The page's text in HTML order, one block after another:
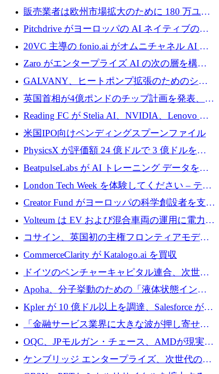
あるエンタープライズ AI を強化
販売業者は欧州市場拡大のために 180 万ユー
ロを確保
Pitchdrive がヨーロッパの AI ネイティブの創
業者を支援するために 6,000 万ユーロを調達
20VC 主導の fonio.ai がオムニチャネル AI プ
ラットフォームのために 1,700 万ドルを調達
Zaro がエンタープライズ AI の次の層を構築
するために 510 万ドルを獲得
GALVANY、ヒートポンプ拡張のためのシー
ドラウンドで1,000万ユーロを確保
英国首相が4億ポンドのチップ計画を発表、英
国の新興企業は「ここで拡大」し「ここに留
まる」
Reading FC が Stelia AI、NVIDIA、Lenovo と
協力して AI Center of Excellence を立ち上げ
米国IPO向けベンディングスプーンファイル
PhysicsX が評価額 24 億ドルで 3 億ドルを調
達
BeatpulseLabs が AI トレーニング データを拡
張するために 180 万ドルのプレシードを調達
London Tech Week を体験してください – テク
ノロジーがヨーロッパのイノベーションの未
来を形作る場所
Creator Fund がヨーロッパの科学創設者を支援
するために 5,600 万ドルを調達
Volteum は EV および混合車両の運用に電力を
供給するために 250 万ユーロを寄付
コサイン、英国初の主権フロンティアモデル
で業界の支援を確保
CommerceClarity が Katalogo.ai を買収
ドイツのベンチャーキャピタル連合、次世代
スタートアップの成長に向けて機関投資家へ
の資本シフトを呼びかけ
Apoha、分子挙動のための「液体状態インテ
リジェンス」を構築するために3,600万ドルを
かけてステルス状態から出現
Kpler が 10 億ドル以上を調達、Salesforce が
Contentful を買収、Built in Europe キャンペー
ンを開始
「金融サービス業界に大きな波が押し寄せて
いる」と「欧州初のAIネイティブ銀行」のボ
スが語る
OQC、JPモルガン・チェース、AMDが現実世
界のフィンテック・アプリケーションを探索
するためにQuantum-AIデータセンターを立ち
ケンブリッジ エンタープライズ、次世代のデ
ィープテック創設者向けにロンドンの出発点